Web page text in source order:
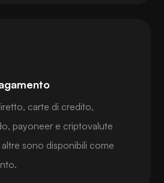
carte di credito,
payoneer e criptovalute
sono disponibili come